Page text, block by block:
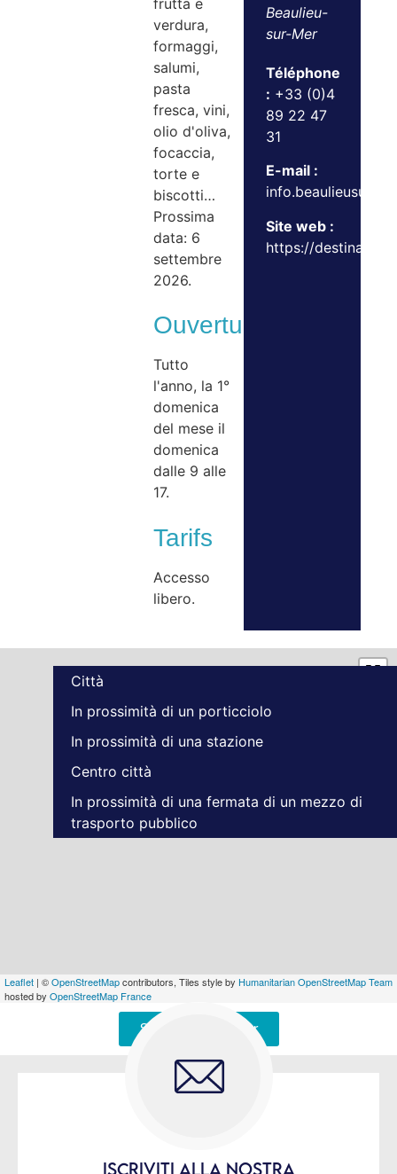
frutta e
verdura,
formaggi,
salumi,
pasta
fresca, vini,
olio d'oliva,
focaccia,
torte e
biscotti…
Prossima
data: 6
settembre
2026.
Ouvertures
Tutto
l'anno, la 1°
domenica
del mese il
domenica
dalle 9 alle
17.
Tarifs
Accesso
libero.
Beaulieu-
sur-Mer
Téléphone
: +33 (0)4
89 22 47
31
E-mail :
Site web :
https://
Leaflet | ©OpenStreetMapcontributors, Tiles style by Humanitarian OpenStreetMap Team
hosted by OpenStreetMap France
Città
In prossimità di un porticciolo
In prossimità di una stazione
Centro città
In prossimità di una fermata di un mezzo di
trasporto pubblico
Signaler une erreur
ISCRIVITI ALLA NOSTRA